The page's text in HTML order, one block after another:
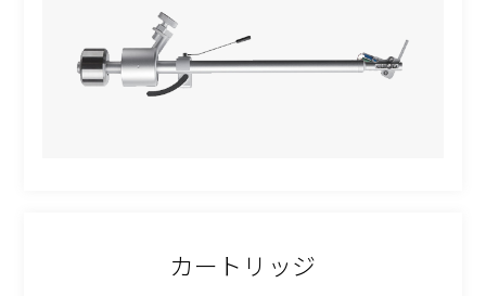
カートリッジ